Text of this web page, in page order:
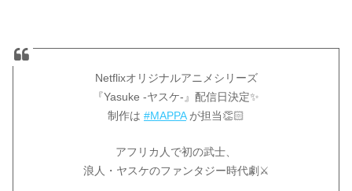
Netflixオリジナルアニメシリーズ
『Yasuke -ヤスケ-』配信日決定✨
制作は #MAPPAが担当👏🏻
アフリカ人で初の武士、
浪人・ヤスケのファンタジー時代劇⚔️